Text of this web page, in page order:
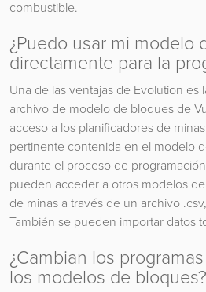
combustible.
¿Puedo usar mi modelo
directamente para la
Una de las ventajas de Evolution es
archivo de modelo de bloques de
acceso a los planificadores de
pertinente contenida en el modelo
durante el proceso de
pueden acceder a otros modelos
de minas a través de un archivo
También se pueden importar datos
¿Cambian los
los modelos de bloques?